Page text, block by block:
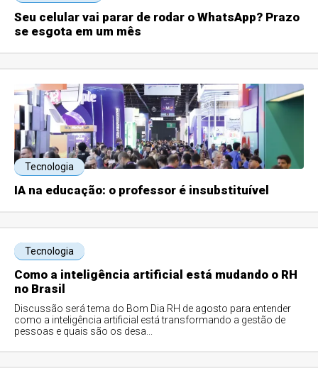
Seu celular vai parar de rodar o WhatsApp? Prazo
se esgota em um mês
Tecnologia
IA na educação: o professor é insubstituível
Tecnologia
Como a inteligência artificial está mudando o RH
no Brasil
Discussão será tema do Bom Dia RH de agosto para entender
como a inteligência artificial está transformando a gestão de
pessoas e quais são os desa...